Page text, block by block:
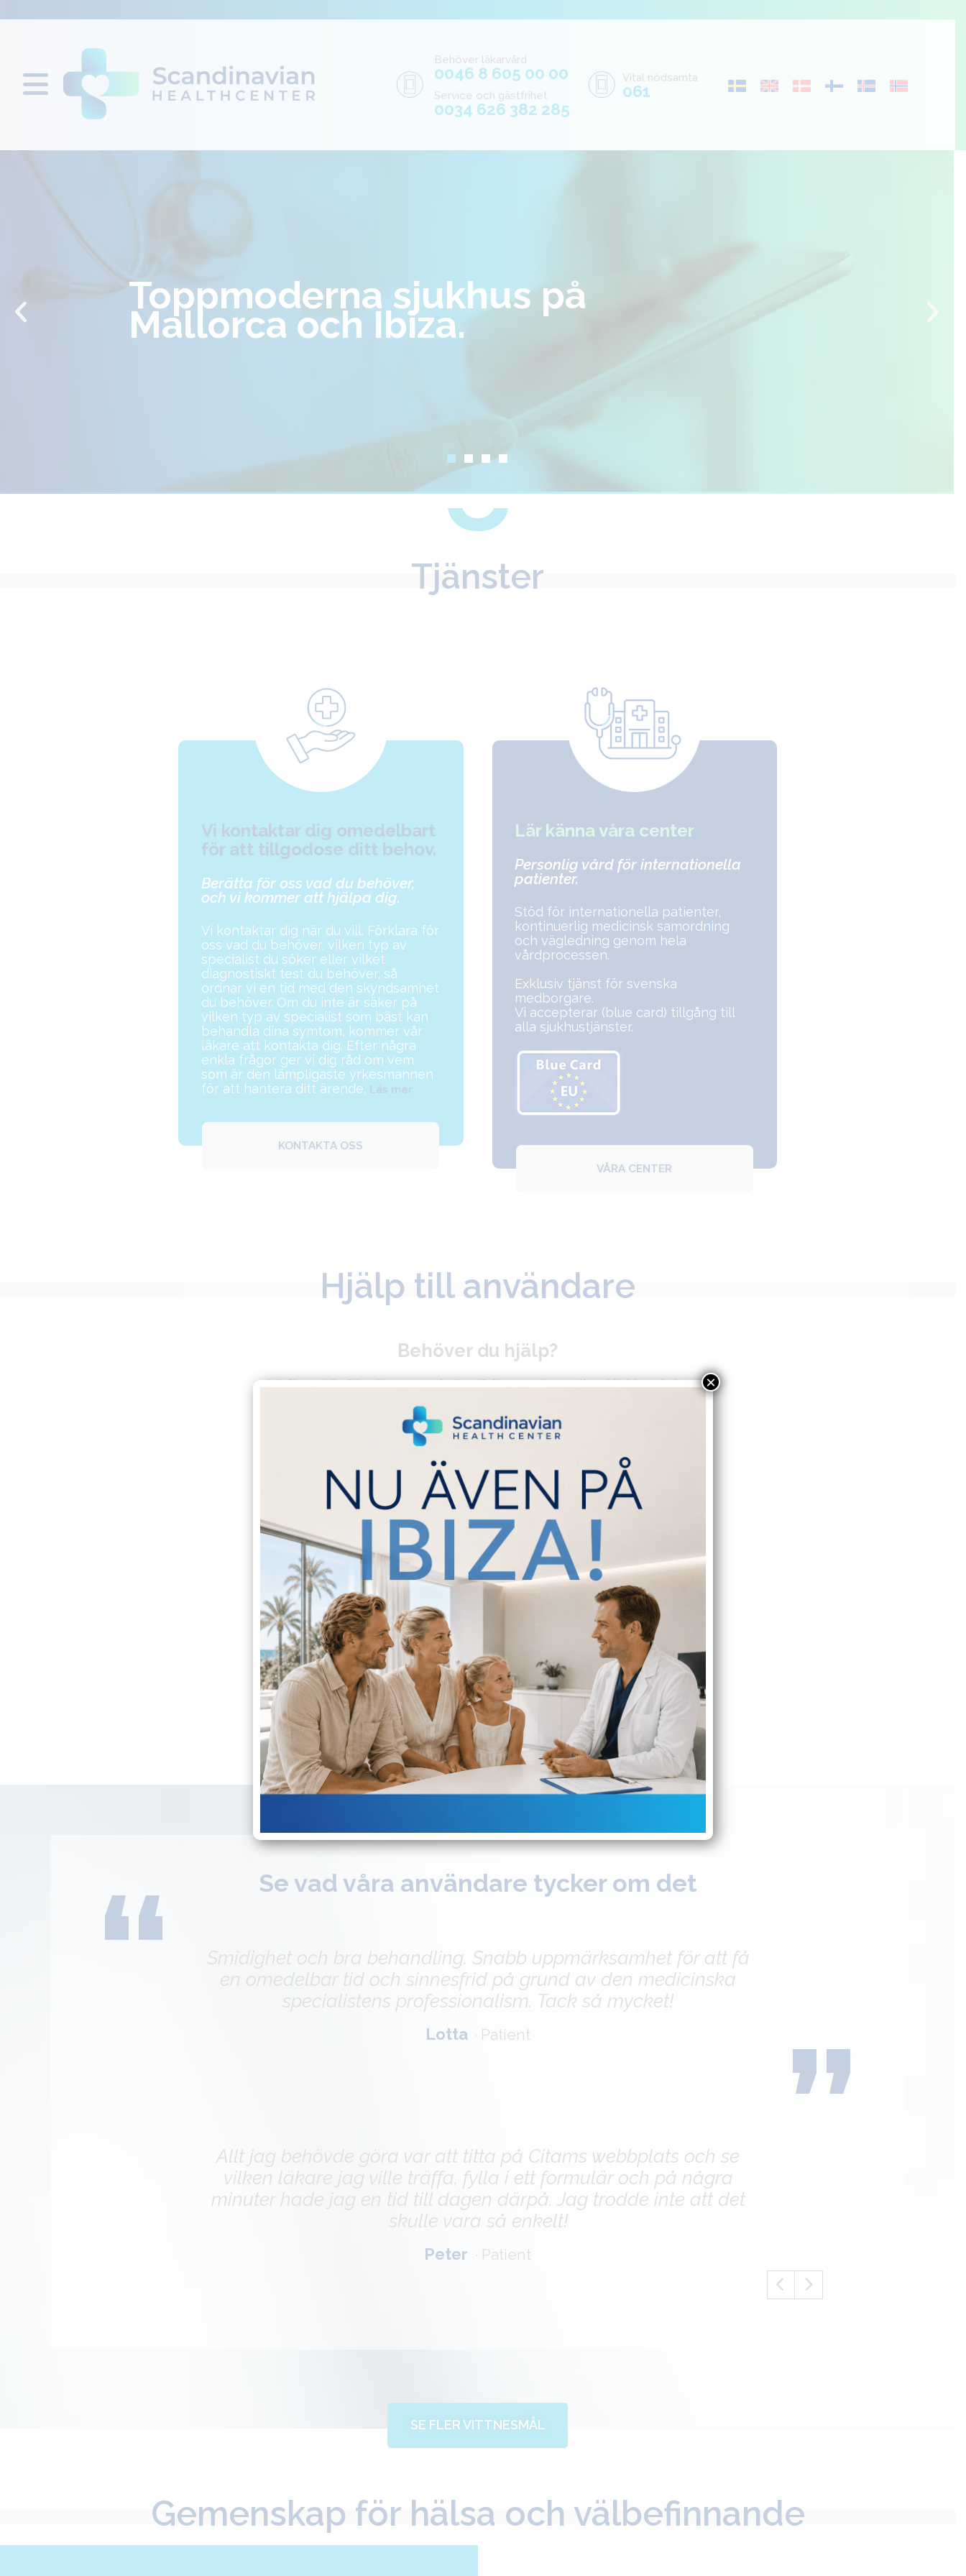
Behöver läkarvård
0046 8 605 00 00
Service och gästfrihet
0034 626 382 285
Vital nödsamta
061
Toppmoderna sjukhus på
Mallorca och Ibiza.
Tjänster
Vi kontaktar dig omedelbart
för att tillgodose ditt behov.
Berätta för oss vad du behöver,
och vi kommer att hjälpa dig.
Vi kontaktar dig när du vill. Förklara för
oss vad du behöver, vilken typ av
specialist du söker eller vilket
diagnostiskt test du behöver, så
ordnar vi en tid med den skyndsamhet
du behöver. Om du inte är säker på
vilken typ av specialist som bäst kan
behandla dina symtom, kommer vår
läkare att kontakta dig. Efter några
enkla frågor ger vi dig råd om vem
som är den lämpligaste yrkesmannen
för att hantera ditt ärende. Läs mer
KONTAKTA OSS
Lär känna våra center
Personlig vård för internationella
patienter.
Stöd för internationella patienter,
kontinuerlig medicinsk samordning
och vägledning genom hela
vårdprocessen.
Exklusiv tjänst för svenska
medborgare.
Vi accepterar (blue card) tillgång till
alla sjukhustjänster.
VÅRA CENTER
Hjälp till användare
Behöver du hjälp?
Vi finns här för att svara på dina frågor och ge dig stöd i vad du
än behöver, vi hjälper dig gärna.
hospitality@scandinavianhealthcenter.com
Behöver du läkarhjälp?
0046 8 605 00 00
Gästfrihetstjänster
0034 626 382 285
Vital nödsamta
061
Se vad våra användare tycker om det
Smidighet och bra behandling. Snabb uppmärksamhet för att få
en omedelbar tid och sinnesfrid på grund av den medicinska
specialistens professionalism. Tack så mycket!
Lotta · Patient
Allt jag behövde göra var att titta på Citams webbplats och se
vilken läkare jag ville träffa, fylla i ett formulär och på några
minuter hade jag en tid till dagen därpå. Jag trodde inte att det
skulle vara så enkelt!
Peter · Patient
SE FLER VITTNESMÅL
Gemenskap för hälsa och välbefinnande
×